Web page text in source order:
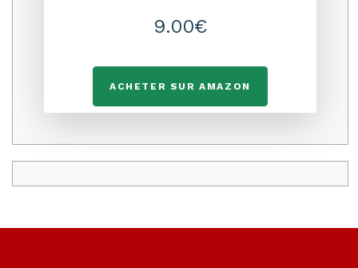
9.00€
ACHETER SUR AMAZON